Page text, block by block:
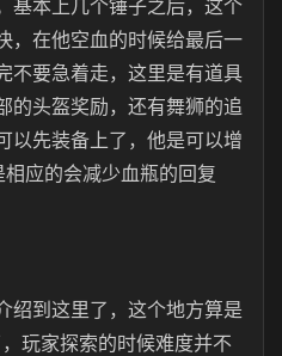
基本上几个锤子之后，这个
，在他空血的时候给最后一
不要急着走，这里是有道具
的头盔奖励，还有舞狮的追
以先装备上了，他是可以增
应的会减少血瓶的回复
绍到这里了，这个地方算是
玩家探索的时候难度并不